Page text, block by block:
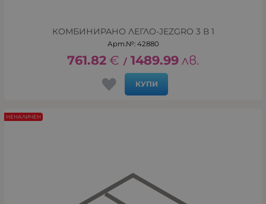
КОМБИНИРАНО ЛЕГЛО-JEZGRO 3 В 1
Арт.№: 42880
761.82 € / 1489.99 лв.
КУПИ
НЕНАЛИЧЕН